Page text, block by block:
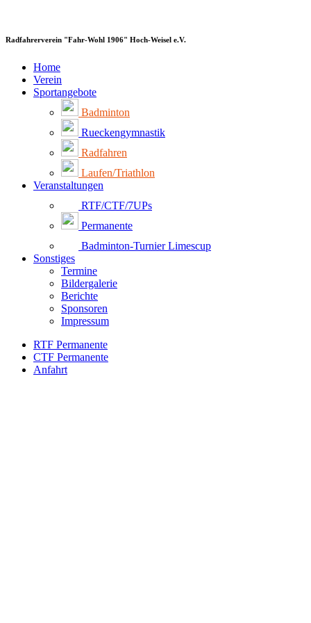
Radfahrerverein "Fahr-Wohl 1906" Hoch-Weisel e.V.
Home
Verein
Sportangebote
Badminton
Rueckengymnastik
Radfahren
Laufen/Triathlon
Veranstaltungen
RTF/CTF/7UPs
Permanente
Badminton-Turnier Limescup
Sonstiges
Termine
Bildergalerie
Berichte
Sponsoren
Impressum
RTF Permanente
CTF Permanente
Anfahrt